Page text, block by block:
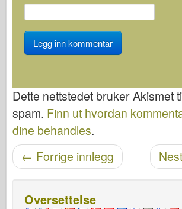
Dette nettstedet bruker Akismet
spam. Finn ut hvordan
dine behandles.
Etter navigasjon
← Forrige innlegg
Oversettelse